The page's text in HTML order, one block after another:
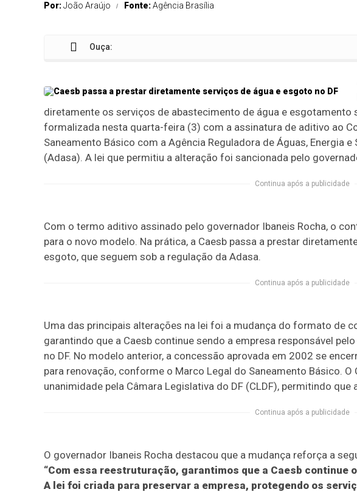
Por:João Araújo Fonte:Agência Brasília
Ouça:
diretamente os serviços de abastecimento de água e esgotamento
formalizada nesta quarta-feira (3) com a assinatura de aditivo ao
Saneamento Básico com a Agência Reguladora de Águas, Energia
(Adasa). A lei que permitiu a alteração foi sancionada pelo
Continua após a publicidade
Com o termo aditivo assinado pelo governador Ibaneis Rocha, o
para o novo modelo. Na prática, a Caesb passa a prestar
esgoto, que seguem sob a regulação da Adasa.
Continua após a publicidade
Uma das principais alterações na lei foi a mudança do formato de
garantindo que a Caesb continue sendo a empresa responsável
no DF. No modelo anterior, a concessão aprovada em 2002 se
para renovação, conforme o Marco Legal do Saneamento Básico. O
unanimidade pela Câmara Legislativa do DF (CLDF), permitindo
Continua após a publicidade
O governador Ibaneis Rocha destacou que a mudança reforça a
“Com essa reestruturação, garantimos que a Caesb continue
A lei foi criada para preservar a empresa, protegendo os